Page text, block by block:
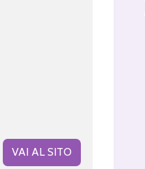
VAI AL SITO